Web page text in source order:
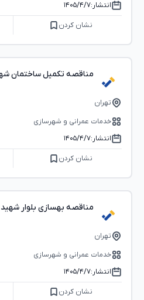
انتشار:۱۴۰۵/۴/۷
نشان کردن
مناقصه تکمیل ساختمان
تهران
خدمات عمرانی و شهرسازی
انتشار:۱۴۰۵/۴/۷
نشان کردن
مناقصه بهسازی بلوار شهید
تهران
خدمات عمرانی و شهرسازی
انتشار:۱۴۰۵/۴/۷
نشان کردن